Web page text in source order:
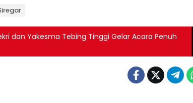
dan Yakesma Tebing Tinggi Gelar Acara Penuh